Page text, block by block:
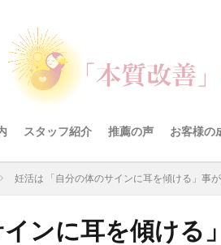
スタッフ紹介 推薦の声 お客様の
妊活は 「自分の体のサインに耳を傾ける」事が
ンに耳を傾ける